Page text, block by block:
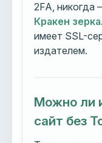
2FA, никогда
Кракен
имеет SSL-
издателем.
Можно ли
сайт без